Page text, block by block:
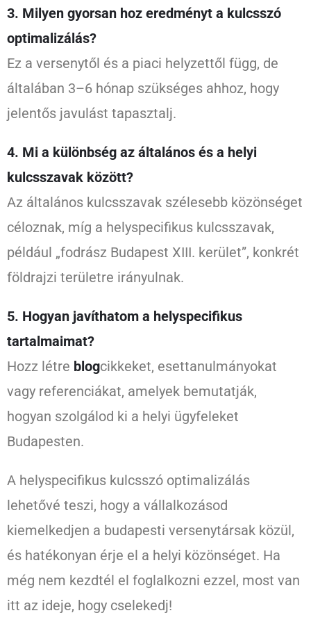
3. Milyen gyorsan hoz eredményt a kulcsszó
optimalizálás?
Ez a versenytől és a piaci helyzettől függ, de
általában 3–6 hónap szükséges ahhoz, hogy
jelentős javulást tapasztalj.
4. Mi a különbség az általános és a helyi
kulcsszavak között?
Az általános kulcsszavak szélesebb közönséget
céloznak, míg a helyspecifikus kulcsszavak,
például „fodrász Budapest XIII. kerület”, konkrét
földrajzi területre irányulnak.
5. Hogyan javíthatom a helyspecifikus
tartalmaimat?
Hozz létre blogcikkeket, esettanulmányokat
vagy referenciákat, amelyek bemutatják,
hogyan szolgálod ki a helyi ügyfeleket
Budapesten.
A helyspecifikus kulcsszó optimalizálás
lehetővé teszi, hogy a vállalkozásod
kiemelkedjen a budapesti versenytársak közül,
és hatékonyan érje el a helyi közönséget. Ha
még nem kezdtél el foglalkozni ezzel, most van
itt az ideje, hogy cselekedj!